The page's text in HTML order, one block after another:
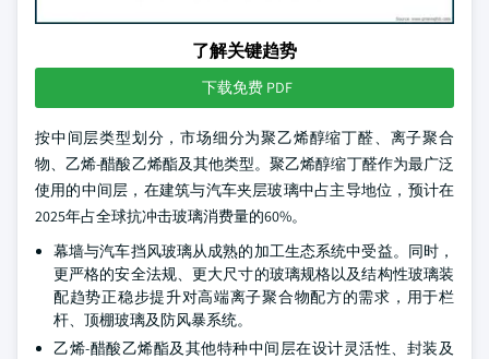
了解关键趋势
下载免费 PDF
按中间层类型划分，市场细分为聚乙烯醇缩丁醛、离子聚合
物、乙烯-醋酸乙烯酯及其他类型。聚乙烯醇缩丁醛作为最广泛
使用的中间层，在建筑与汽车夹层玻璃中占主导地位，预计在
2025年占全球抗冲击玻璃消费量的60%。
幕墙与汽车挡风玻璃从成熟的加工生态系统中受益。同时，
更严格的安全法规、更大尺寸的玻璃规格以及结构性玻璃装
配趋势正稳步提升对高端离子聚合物配方的需求，用于栏
杆、顶棚玻璃及防风暴系统。
乙烯-醋酸乙烯酯及其他特种中间层在设计灵活性、封装及